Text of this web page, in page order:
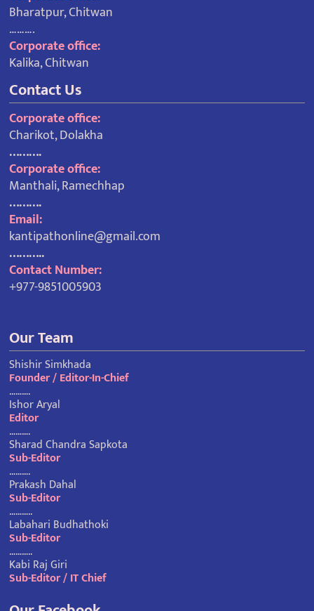
Bharatpur, Chitwan
……….
Corporate office:
Kalika, Chitwan
Contact Us
Corporate office:
Charikot, Dolakha
……….
Corporate office:
Manthali, Ramechhap
……….
Email:
kantipathonline@gmail.com
………..
Contact Number:
+977-9851005903
Our Team
Shishir Simkhada
Founder / Editor-In-Chief
……….
Ishor Aryal
Editor
……….
Sharad Chandra Sapkota
Sub-Editor
……….
Prakash Dahal
Sub-Editor
………..
Labahari Budhathoki
Sub-Editor
………..
Kabi Raj Giri
Sub-Editor / IT Chief